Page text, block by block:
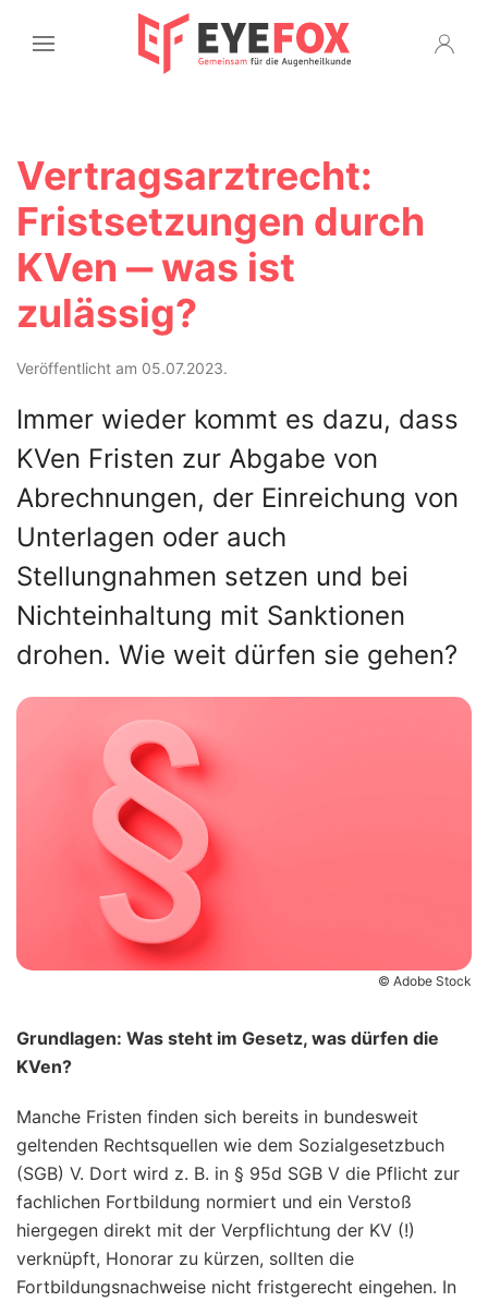
Vertragsarztrecht:
Fristsetzungen durch
KVen ‒ was ist
zulässig?
Veröffentlicht am 05.07.2023.
Immer wieder kommt es dazu, dass
KVen Fristen zur Abgabe von
Abrechnungen, der Einreichung von
Unterlagen oder auch
Stellungnahmen setzen und bei
Nichteinhaltung mit Sanktionen
drohen. Wie weit dürfen sie gehen?
© Adobe Stock
Grundlagen: Was steht im Gesetz, was dürfen die
KVen?
Manche Fristen finden sich bereits in bundesweit
geltenden Rechtsquellen wie dem Sozialgesetzbuch
(SGB) V. Dort wird z. B. in § 95d SGB V die Pflicht zur
fachlichen Fortbildung normiert und ein Verstoß
hiergegen direkt mit der Verpflichtung der KV (!)
verknüpft, Honorar zu kürzen, sollten die
Fortbildungsnachweise nicht fristgerecht eingehen. In